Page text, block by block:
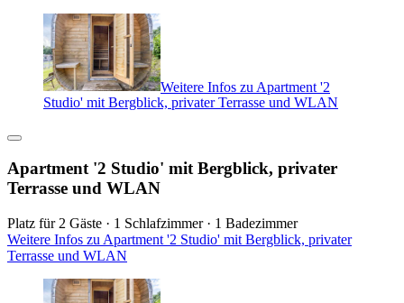
Weitere Infos zu Apartment '2
Studio' mit Bergblick, privater Terrasse und WLAN
Apartment '2 Studio' mit Bergblick, privater
Terrasse und WLAN
Platz für 2 Gäste · 1 Schlafzimmer · 1 Badezimmer
Weitere Infos zu Apartment '2 Studio' mit Bergblick, privater
Terrasse und WLAN